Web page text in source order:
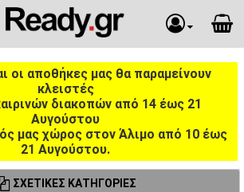
οι αποθήκες μας θα παραμείνουν
κλειστές
διακοπών από 14 έως 21
Αυγούστου
μας χώρος στον Άλιμο από 10 έως
21 Αυγούστου.
ΣΧΕΤΙΚΈΣ ΚΑΤΗΓΟΡΊΕΣ